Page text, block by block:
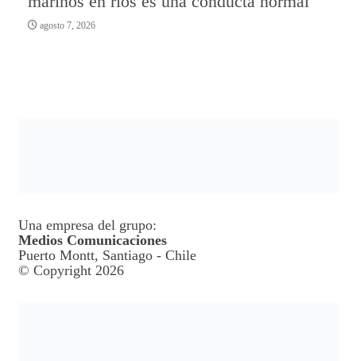
agosto 7, 2026
Una empresa del grupo:
Medios Comunicaciones
Puerto Montt, Santiago - Chile
© Copyright 2026